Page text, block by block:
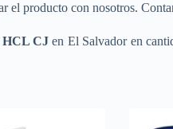
el producto con nosotros.
HCL CJen El Salvador en